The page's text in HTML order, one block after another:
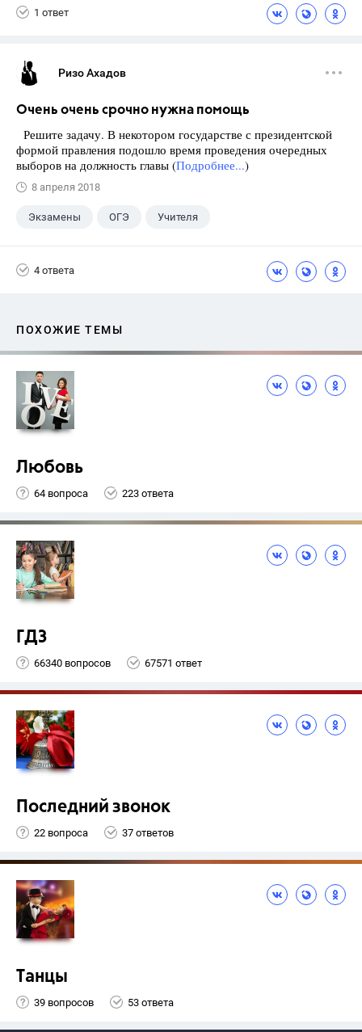
1 ответ
Ризо Ахадов
Очень очень срочно нужна помощь
Решите задачу. В некотором государстве с президентской
формой правления подошло время проведения очередных
выборов на должность главы (Подробнее...)
8 апреля 2018
Экзамены ОГЭ Учителя
4 ответа
ПОХОЖИЕ ТЕМЫ
Любовь
64 вопроса 223 ответа
ГДЗ
66340 вопросов 67571 ответ
Последний звонок
22 вопроса 37 ответов
Танцы
39 вопросов 53 ответа